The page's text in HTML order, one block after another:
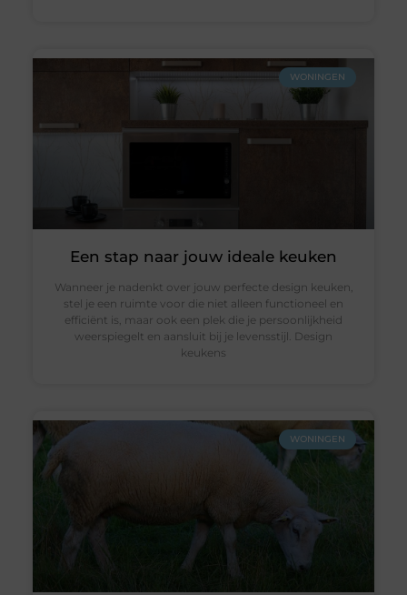
WONINGEN
Een stap naar jouw ideale keuken
Wanneer je nadenkt over jouw perfecte design keuken,
stel je een ruimte voor die niet alleen functioneel en
efficiënt is, maar ook een plek die je persoonlijkheid
weerspiegelt en aansluit bij je levensstijl. Design
keukens
WONINGEN